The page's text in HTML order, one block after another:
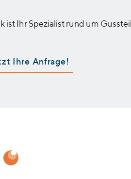
ist Ihr Spezialist rund um
Ihre Anfrage!